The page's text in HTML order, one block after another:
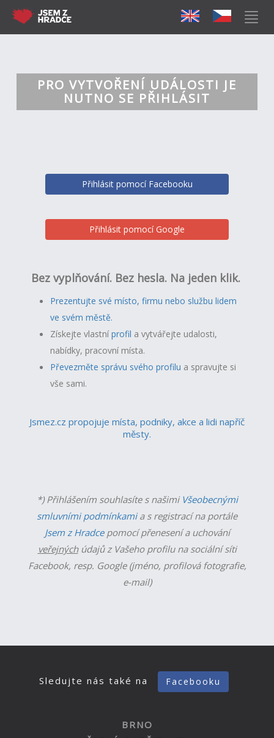
PRO VYTVOŘENÍ UDÁLOSTI JE
NUTNO SE PŘIHLÁSIT
Přihlásit pomocí Facebooku
Přihlásit pomocí Google
Bez vyplňování. Bez hesla. Na jeden klik.
Prezentujte své místo, firmu nebo službu lidem
ve svém městě.
Získejte vlastníprofil a vytvářejte udalosti,
nabídky, pracovní místa.
Převezměte správu svého profilu a spravujte si
vše sami.
Jsmez.cz propojuje místa, podniky, akce a lidi napříč
městy.
*) Přihlášením souhlasíte s našimi Všeobecnými
smluvními podmínkamia s registrací na portále
Jsem z Hradcepomocí přenesení a uchování
veřejnýchúdajů z Vašeho profilu na sociální síti
Facebook, resp. Google (jméno, profilová fotografie,
e-mail)
Sledujte nás také na Facebooku
BRNO